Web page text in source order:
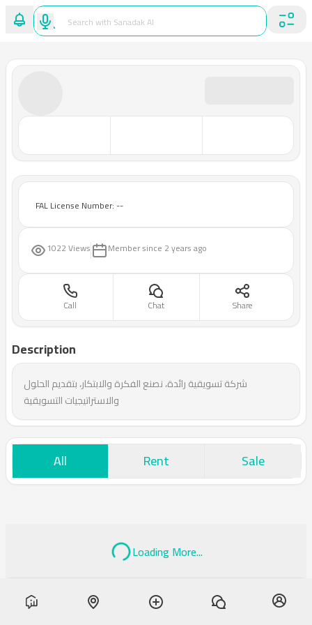
FAL License Number: --
1022 Views Member since 2 years ago
Call Chat Share
Description
شركة تسويقية رائدة، نصنع الفكرة والابتكار، بتقديم الحلول
والاستراتيجيات التسويقية
All Rent Sale
Loading More...